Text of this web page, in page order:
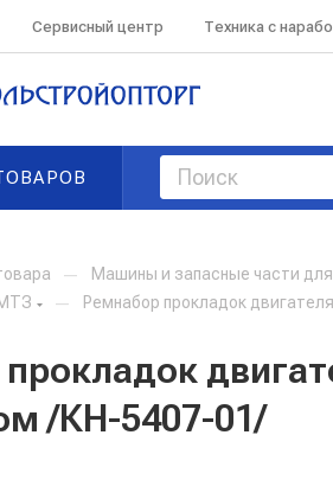
Сервисный центр Техника с
— Машины и запасные части
— Ремнабор прокладок
/КН-5407-01/